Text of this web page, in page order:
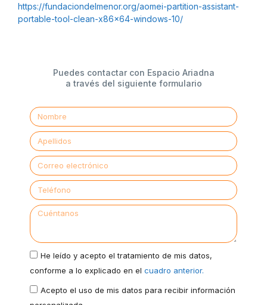
https://fundaciondelmenor.org/aomei-partition-assistant-
portable-tool-clean-x86x64-windows-10/
Puedes contactar con Espacio Ariadna
a través del siguiente formulario
He leído y acepto el tratamiento de mis datos,
conforme a lo explicado en el cuadro anterior.
Acepto el uso de mis datos para recibir información